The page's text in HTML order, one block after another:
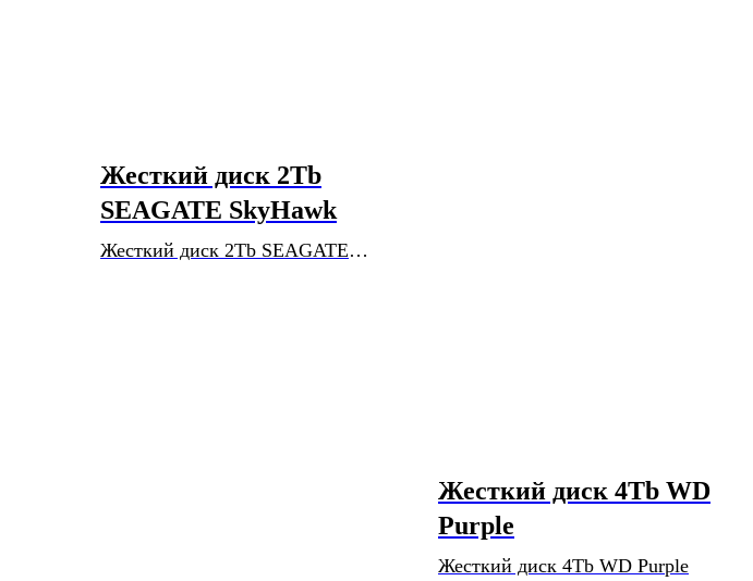
Жесткий диск 2Tb
SEAGATE SkyHawk
Жесткий диск 2Tb SEAGATE
Жесткий диск 4Tb WD
Purple
Жесткий диск 4Tb WD Purple